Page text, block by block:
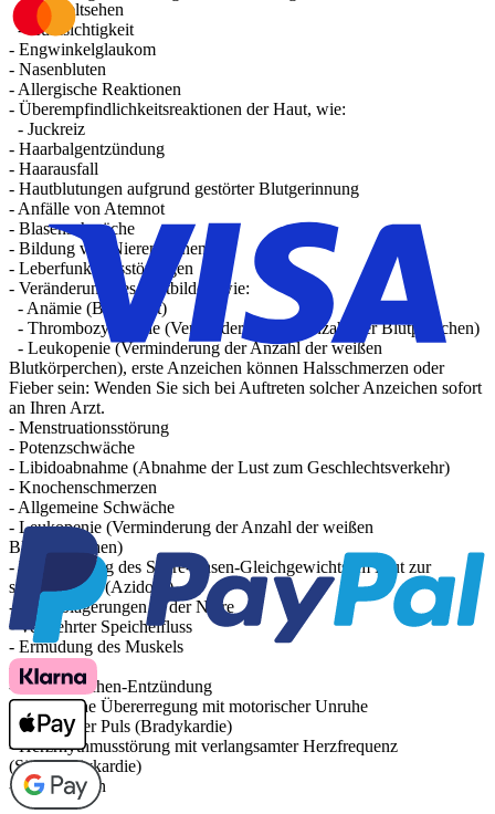
- Doppeltsehen
- Kurzsichtigkeit
- Engwinkelglaukom
- Nasenbluten
- Allergische Reaktionen
- Überempfindlichkeitsreaktionen der Haut, wie:
- Juckreiz
- Haarbalgentzündung
- Haarausfall
- Hautblutungen aufgrund gestörter Blutgerinnung
- Anfälle von Atemnot
- Blasenschwäche
- Bildung von Nierensteinen
- Leberfunktionsstörungen
- Veränderung des Blutbildes, wie:
- Anämie (Blutarmut)
- Thrombozytopenie (Verminderung der Anzahl der Blutplättchen)
- Leukopenie (Verminderung der Anzahl der weißen
Blutkörperchen), erste Anzeichen können Halsschmerzen oder
Fieber sein: Wenden Sie sich bei Auftreten solcher Anzeichen sofort
an Ihren Arzt.
- Menstruationsstörung
- Potenzschwäche
- Libidoabnahme (Abnahme der Lust zum Geschlechtsverkehr)
- Knochenschmerzen
- Allgemeine Schwäche
- Leukopenie (Verminderung der Anzahl der weißen
Blutkörperchen)
- Verschiebung des Säure-Basen-Gleichgewichts im Blut zur
saueren Seite (Azidose)
- Kalkablagerungen in der Niere
- Vermehrter Speichelfluss
- Ermüdung des Muskels
- Husten
- Nasen-Rachen-Entzündung
- Psychische Übererregung mit motorischer Unruhe
- Langsamer Puls (Bradykardie)
- Herzrhythmusstörung mit verlangsamter Herzfrequenz
(Sinusbradykardie)
- Herzklopfen